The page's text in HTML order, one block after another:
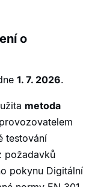
o
1. 7. 2026.
metoda
testování
požadavků
pokynu Digitální